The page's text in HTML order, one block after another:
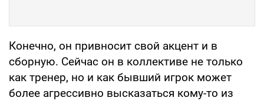
Конечно, он привносит свой акцент и в
сборную. Сейчас он в коллективе не только
как тренер, но и как бывший игрок может
более агрессивно высказаться кому-то из